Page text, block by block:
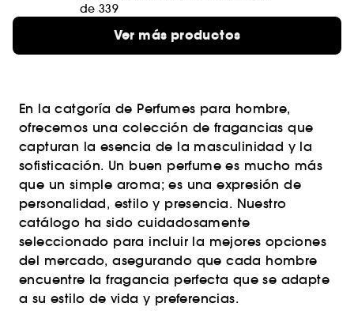
de 339
Ver más productos
En la catgoría de Perfumes para hombre,
ofrecemos una colección de fragancias que
capturan la esencia de la masculinidad y la
sofisticación. Un buen perfume es mucho más
que un simple aroma; es una expresión de
personalidad, estilo y presencia. Nuestro
catálogo ha sido cuidadosamente
seleccionado para incluir la mejores opciones
del mercado, asegurando que cada hombre
encuentre la fragancia perfecta que se adapte
a su estilo de vida y preferencias.